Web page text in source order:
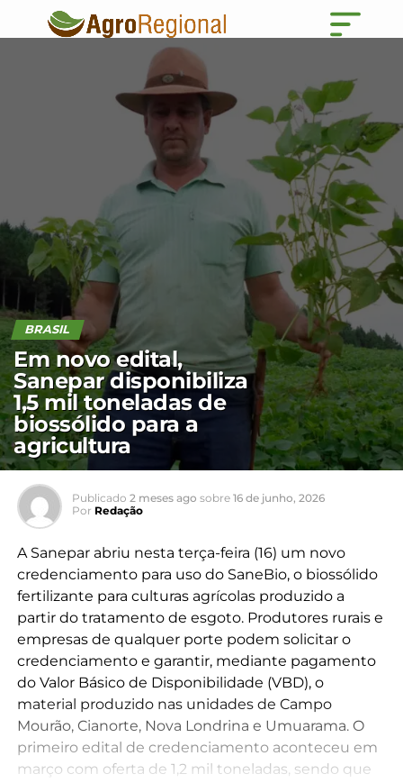
BRASIL
Em novo edital,
Sanepar disponibiliza
1,5 mil toneladas de
biossólido para a
agricultura
Publicado 2 meses ago sobre 16 de junho, 2026
Por Redação
A Sanepar abriu nesta terça-feira (16) um novo
credenciamento para uso do SaneBio, o biossólido
fertilizante para culturas agrícolas produzido a
partir do tratamento de esgoto. Produtores rurais e
empresas de qualquer porte podem solicitar o
credenciamento e garantir, mediante pagamento
do Valor Básico de Disponibilidade (VBD), o
material produzido nas unidades de Campo
Mourão, Cianorte, Nova Londrina e Umuarama. O
primeiro edital de credenciamento aconteceu em
março com oferta de 1,2 mil toneladas, sendo que